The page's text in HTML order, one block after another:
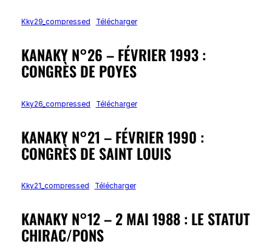
Kky29_compressed Télécharger
KANAKY N°26 – FÉVRIER 1993 :
CONGRÈS DE POYES
Kky26_compressed Télécharger
KANAKY N°21 – FÉVRIER 1990 :
CONGRÈS DE SAINT LOUIS
Kky21_compressed Télécharger
KANAKY N°12 – 2 MAI 1988 : LE STATUT
CHIRAC/PONS